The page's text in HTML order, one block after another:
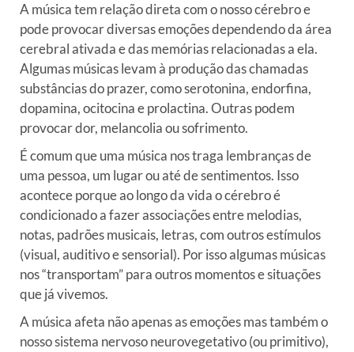
A música tem relação direta com o nosso cérebro e
pode provocar diversas emoções dependendo da área
cerebral ativada e das memórias relacionadas a ela.
Algumas músicas levam à produção das chamadas
substâncias do prazer, como serotonina, endorfina,
dopamina, ocitocina e prolactina. Outras podem
provocar dor, melancolia ou sofrimento.
É comum que uma música nos traga lembranças de
uma pessoa, um lugar ou até de sentimentos. Isso
acontece porque ao longo da vida o cérebro é
condicionado a fazer associações entre melodias,
notas, padrões musicais, letras, com outros estímulos
(visual, auditivo e sensorial). Por isso algumas músicas
nos “transportam” para outros momentos e situações
que já vivemos.
A música afeta não apenas as emoções mas também o
nosso sistema nervoso neurovegetativo (ou primitivo),